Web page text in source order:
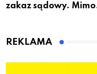
zakaz sądowy. Mimo
Bolszewie i uderzył w
REKLAMA